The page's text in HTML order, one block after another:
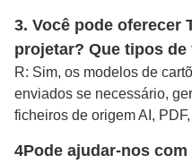
3. Você pode oferecer
projetar? Que tipos
R: Sim, os modelos de
enviados se necessário,
ficheiros de origem AI,
4Pode ajudar-nos com